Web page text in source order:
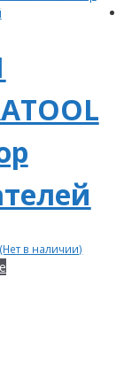
(Нет в наличии)